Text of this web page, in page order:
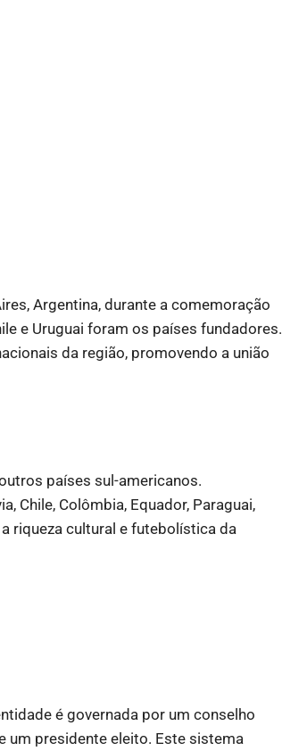
Argentina, durante a comemoração
e Uruguai foram os países fundadores.
da região, promovendo a união
países sul-americanos.
Chile, Colômbia, Equador, Paraguai,
riqueza cultural e futebolística da
é governada por um conselho
um presidente eleito. Este sistema